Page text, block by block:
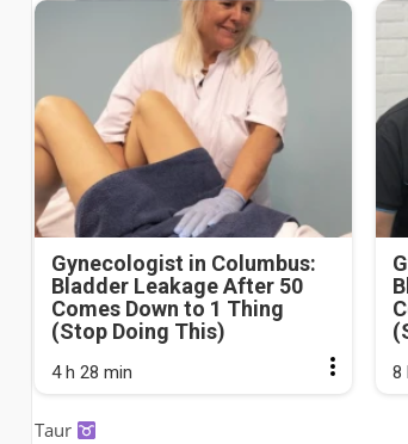
Gynecologist in Columbus:
Bladder Leakage After 50
Comes Down to 1 Thing
(Stop Doing This)
4 h 28 min 8
Taur